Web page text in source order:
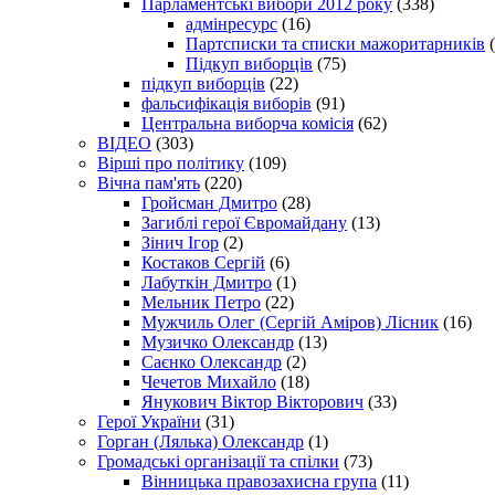
адмінресурс (16)
Партсписки та списки мажоритарників
Підкуп виборців (75)
підкуп виборців (22)
фальсифікація виборів (91)
Центральна виборча комісія (62)
ВІДЕО (303)
Вірші про політику (109)
Вічна пам'ять (220)
Гройсман Дмитро (28)
Загиблі герої Євромайдану (13)
Зінич Ігор (2)
Костаков Сергій (6)
Лабуткін Дмитро (1)
Мельник Петро (22)
Мужчиль Олег (Сергій Аміров) Лісник (16)
Музичко Олександр (13)
Саєнко Олександр (2)
Чечетов Михайло (18)
Янукович Віктор Вікторович (33)
Герої України (31)
Горган (Лялька) Олександр (1)
Громадські організації та спілки (73)
Вінницька правозахисна група (11)